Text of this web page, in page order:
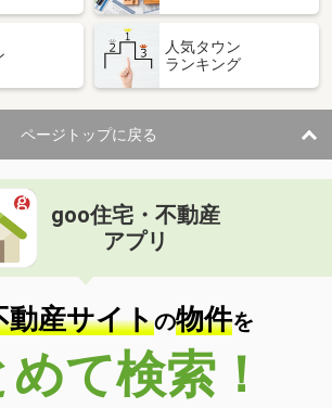
人気タウン
ランキング
ページトップに戻る
goo住宅・不動産
アプリ
動産サイトの物件を
めて検索！